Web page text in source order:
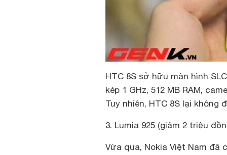
HTC 8S sở hữu màn hình
kép 1 GHz, 512 MB RAM,
Tuy nhiên, HTC 8S lại
3. Lumia 925 (giảm 2 triệu
Vừa qua, Nokia Việt Nam